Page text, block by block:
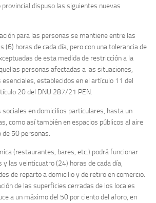
dispuso las siguientes nuevas
para las personas se mantiene entre las
(6) horas de cada día, pero con una tolerancia de
de esta medida de restricción a la
personas afectadas a las situaciones,
establecidos en el artículo 11 del
20 del DNU 287/21 PEN.
en domicilios particulares, hasta un
como así también en espacios públicos al aire
de 50 personas.
(restaurantes, bares, etc.) podrá funcionar
las veinticuatro (24) horas de cada día,
de reparto a domicilio y de retiro en comercio.
de las superficies cerradas de los locales
a un máximo del 50 por ciento del aforo, en